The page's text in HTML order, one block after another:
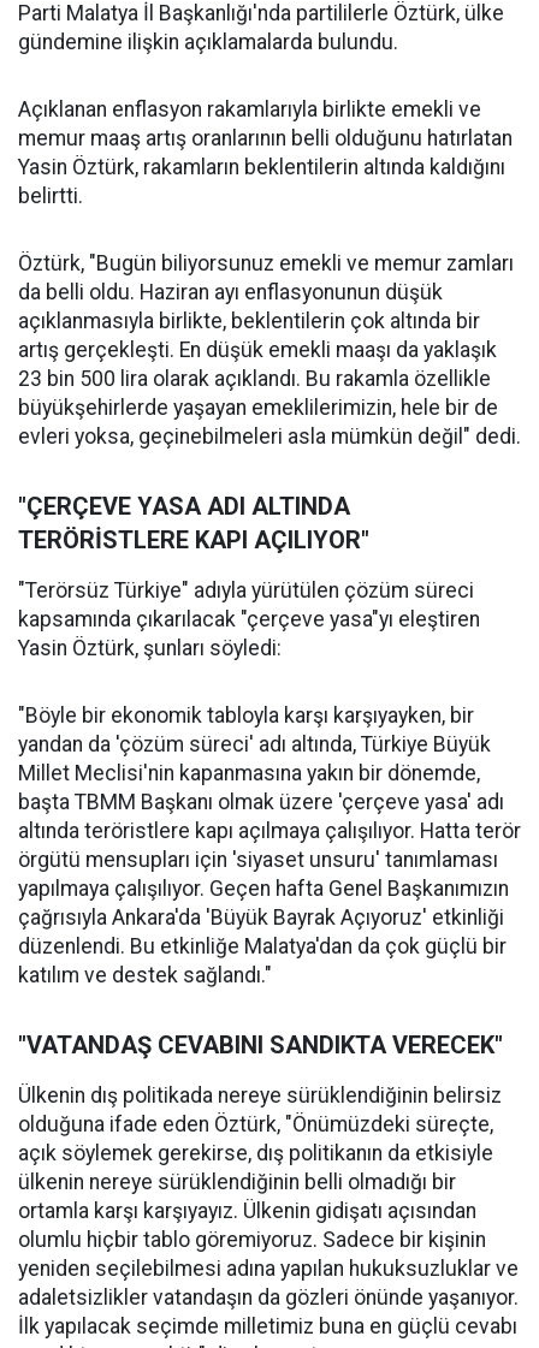
Parti Malatya İl Başkanlığı'nda partililerle Öztürk, ülke
gündemine ilişkin açıklamalarda bulundu.
Açıklanan enflasyon rakamlarıyla birlikte emekli ve
memur maaş artış oranlarının belli olduğunu hatırlatan
Yasin Öztürk, rakamların beklentilerin altında kaldığını
belirtti.
Öztürk, "Bugün biliyorsunuz emekli ve memur zamları
da belli oldu. Haziran ayı enflasyonunun düşük
açıklanmasıyla birlikte, beklentilerin çok altında bir
artış gerçekleşti. En düşük emekli maaşı da yaklaşık
23 bin 500 lira olarak açıklandı. Bu rakamla özellikle
büyükşehirlerde yaşayan emeklilerimizin, hele bir de
evleri yoksa, geçinebilmeleri asla mümkün değil" dedi.
"ÇERÇEVE YASA ADI ALTINDA
TERÖRİSTLERE KAPI AÇILIYOR"
"Terörsüz Türkiye" adıyla yürütülen çözüm süreci
kapsamında çıkarılacak "çerçeve yasa"yı eleştiren
Yasin Öztürk, şunları söyledi:
"Böyle bir ekonomik tabloyla karşı karşıyayken, bir
yandan da 'çözüm süreci' adı altında, Türkiye Büyük
Millet Meclisi'nin kapanmasına yakın bir dönemde,
başta TBMM Başkanı olmak üzere 'çerçeve yasa' adı
altında teröristlere kapı açılmaya çalışılıyor. Hatta terör
örgütü mensupları için 'siyaset unsuru' tanımlaması
yapılmaya çalışılıyor. Geçen hafta Genel Başkanımızın
çağrısıyla Ankara'da 'Büyük Bayrak Açıyoruz' etkinliği
düzenlendi. Bu etkinliğe Malatya'dan da çok güçlü bir
katılım ve destek sağlandı."
"VATANDAŞ CEVABINI SANDIKTA VERECEK"
Ülkenin dış politikada nereye sürüklendiğinin belirsiz
olduğuna ifade eden Öztürk, "Önümüzdeki süreçte,
açık söylemek gerekirse, dış politikanın da etkisiyle
ülkenin nereye sürüklendiğinin belli olmadığı bir
ortamla karşı karşıyayız. Ülkenin gidişatı açısından
olumlu hiçbir tablo göremiyoruz. Sadece bir kişinin
yeniden seçilebilmesi adına yapılan hukuksuzluklar ve
adaletsizlikler vatandaşın da gözleri önünde yaşanıyor.
İlk yapılacak seçimde milletimiz buna en güçlü cevabı